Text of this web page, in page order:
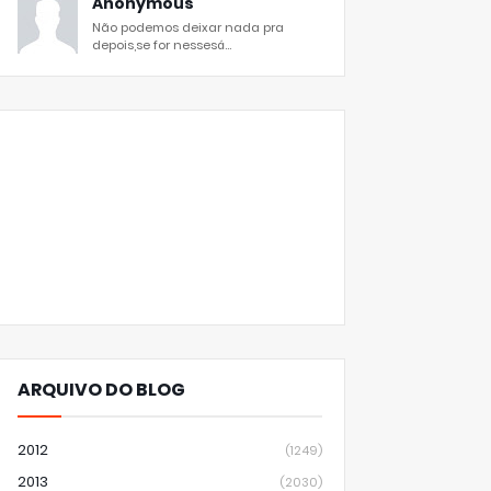
Não podemos deixar nada pra
depois,se for nessesá...
ARQUIVO DO BLOG
2012 (1249)
2013 (2030)